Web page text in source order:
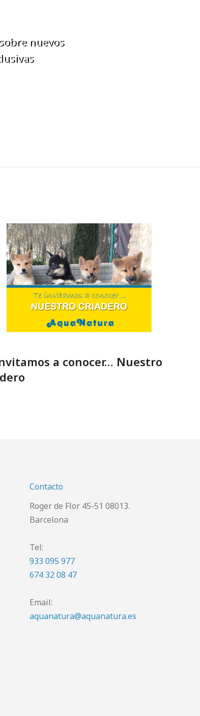
nuevos
a conocer… Nuestro
Contacto
Roger de Flor 45-51 08013.
Barcelona
Tel:
933 095 977
674 32 08 47
Email:
aquanatura@aquanatura.es